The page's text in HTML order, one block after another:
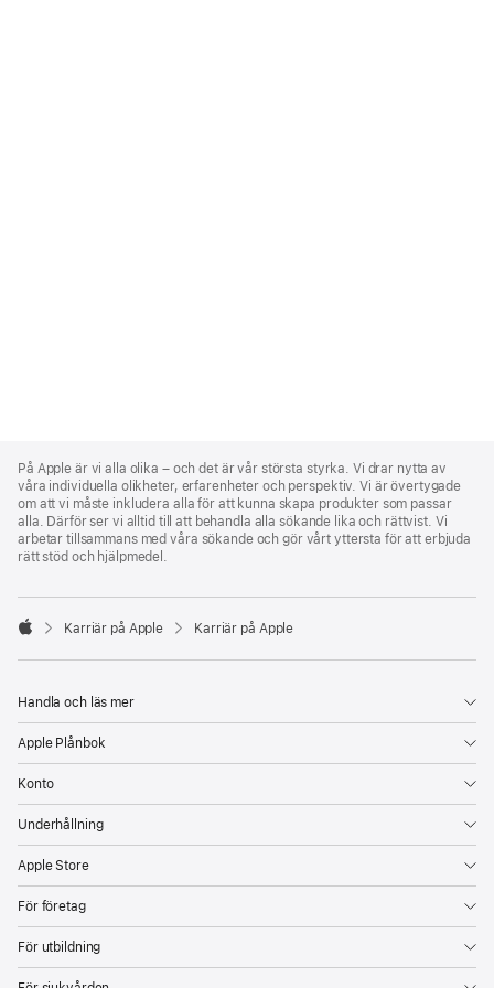
Footer
På Apple är vi alla olika – och det är vår största styrka. Vi drar nytta av
våra individuella olikheter, erfarenheter och perspektiv. Vi är övertygade
om att vi måste inkludera alla för att kunna skapa produkter som passar
alla. Därför ser vi alltid till att behandla alla sökande lika och rättvist. Vi
arbetar tillsammans med våra sökande och gör vårt yttersta för att erbjuda
rätt stöd och hjälpmedel.

Karriär på Apple Karriär på Apple
Handla och läs mer
Apple Plånbok
Konto
Underhållning
Apple Store
För företag
För utbildning